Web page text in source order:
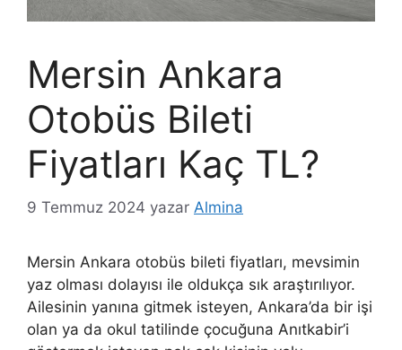
Mersin Ankara
Otobüs Bileti
Fiyatları Kaç TL?
9 Temmuz 2024 yazar Almina
Mersin Ankara otobüs bileti fiyatları, mevsimin
yaz olması dolayısı ile oldukça sık araştırılıyor.
Ailesinin yanına gitmek isteyen, Ankara’da bir işi
olan ya da okul tatilinde çocuğuna Anıtkabir’i